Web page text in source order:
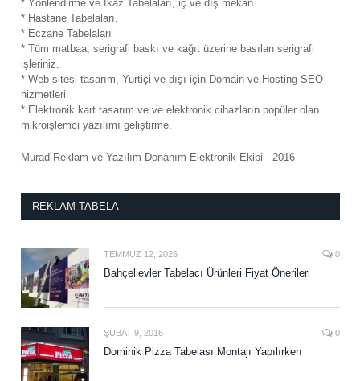
* Yönlendirme ve İkaz Tabelaları, iç ve dış mekan
* Hastane Tabelaları,
* Eczane Tabelaları
* Tüm matbaa, serigrafi baskı ve kağıt üzerine basılan serigrafi
işleriniz.
* Web sitesi tasarım, Yurtiçi ve dışı için Domain ve Hosting SEO
hizmetleri
* Elektronik kart tasarım ve ve elektronik cihazların popüler olan
mikroişlemci yazılımı geliştirme.
Murad Reklam ve Yazılım Donanım Elektronik Ekibi - 2016
REKLAM TABELA
TEMMUZ 12, 2026 0
Bahçelievler Tabelacı Ürünleri Fiyat Önerileri
ŞUBAT 9, 2016 0
Dominik Pizza Tabelası Montajı Yapılırken